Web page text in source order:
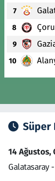
7
8
9
10
Süper
14 Ağustos,
Galatasaray